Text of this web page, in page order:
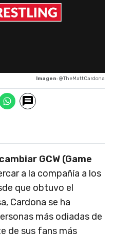
Imagen: @TheMattCardona
GCW (Game
a la compañía a los
que obtuvo el
Cardona se ha
más odiadas de
de sus fans más